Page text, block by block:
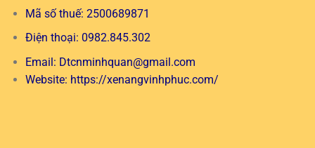
Mã số thuế: 2500689871
Điện thoại: 0982.845.302
Email: Dtcnminhquan@gmail.com
Website: https://xenangvinhphuc.com/